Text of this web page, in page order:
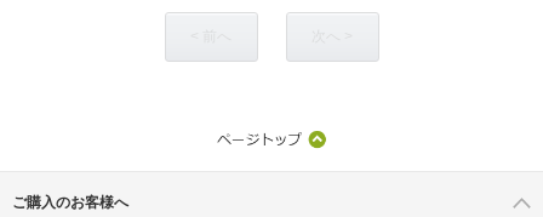
ご購入のお客様へ